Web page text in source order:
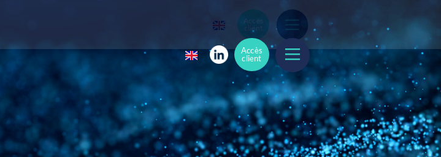
Accès
client
Accès
client